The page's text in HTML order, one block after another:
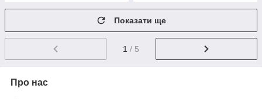
Показати ще
1 / 5
Про нас